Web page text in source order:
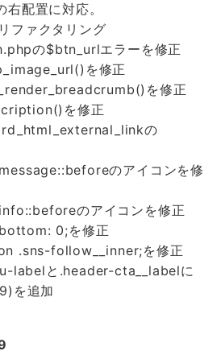
配置に対応。
ファクタリング
の$btn_urlエラーを修正
を修正
を修正
を修正
の
のアイコンを修
のアイコンを修正
0;を修正
.sns-follow__inner;を修正
labelと.header-cta__labelに
を追加